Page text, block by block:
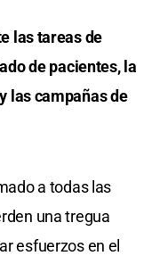
las tareas de
de pacientes, la
las campañas de
a todas las
una tregua
esfuerzos en el